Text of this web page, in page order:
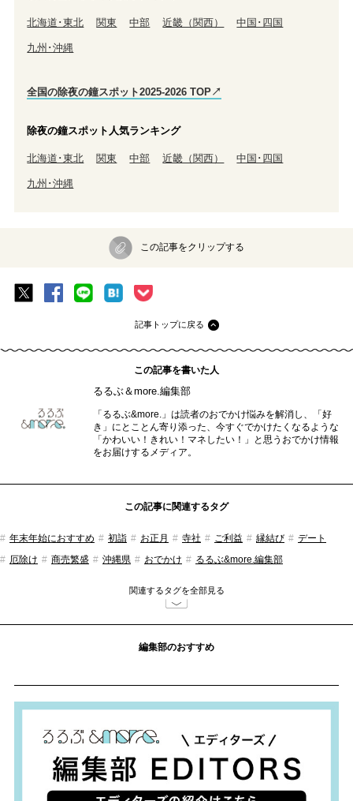
北海道･東北 関東 中部 近畿（関西） 中国･四国
九州･沖縄
全国の除夜の鐘スポット2025-2026 TOP↗
除夜の鐘スポット人気ランキング
北海道･東北 関東 中部 近畿（関西） 中国･四国
九州･沖縄
この記事をクリップする
記事トップに戻る
この記事を書いた人
るるぶ＆more.編集部
「るるぶ&more.」は読者のおでかけ悩みを解消し、「好
き」にとことん寄り添った、今すぐでかけたくなるような
「かわいい！きれい！マネしたい！」と思うおでかけ情報
をお届けするメディア。
この記事に関連するタグ
年末年始におすすめ 初詣 お正月 寺社 ご利益 縁結び
デート
厄除け
商売繁盛 沖縄県 おでかけ るるぶ&more.編集部
関連するタグを全部見る
編集部のおすすめ